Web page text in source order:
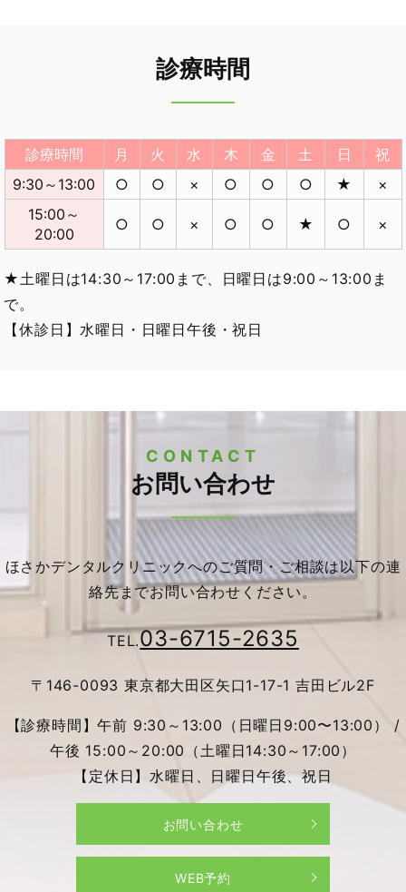
診療時間
診療時間 月 火 水 木 金 土 日
祝
9:30～13:00
○ ○ × ○ ○ ○ ★
×
15:00～
20:00
○ ○ × ○ ○ ★ ○ ×
★土曜日は14:30～17:00まで、日曜日は9:00～13:00ま
で。
【休診日】水曜日・日曜日午後・祝日
CONTACT
お問い合わせ
ほさかデンタルクリニックへのご質問・ご相談は以下の連
絡先までお問い合わせください。
TEL.03-6715-2635
〒146-0093 東京都大田区矢口1-17-1 吉田ビル2F
【診療時間】午前 9:30～13:00（日曜日9:00〜13:00） /
午後 15:00～20:00（土曜日14:30～17:00）
【定休日】水曜日、日曜日午後、祝日
お問い合わせ
WEB予約